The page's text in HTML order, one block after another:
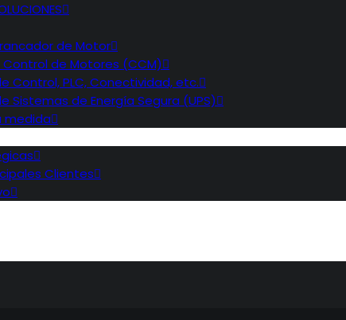
de Motor
de Motores (CCM)
Control, PLC, Conectividad, etc.
Sistemas de Energía Segura (UPS)
medida
Clientes